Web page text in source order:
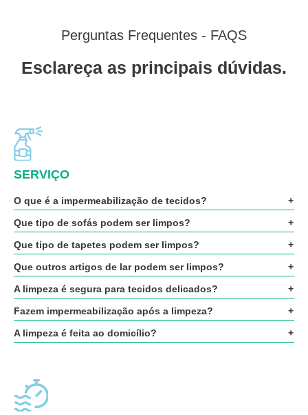
Perguntas Frequentes - FAQS
Esclareça as principais dúvidas.
SERVIÇO
O que é a impermeabilização de tecidos?
Que tipo de sofás podem ser limpos?
Que tipo de tapetes podem ser limpos?
Que outros artigos de lar podem ser limpos?
A limpeza é segura para tecidos delicados?
Fazem impermeabilização após a limpeza?
A limpeza é feita ao domicílio?